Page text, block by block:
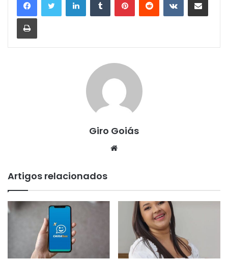
Imprimir
Giro Goiás
Website
Artigos relacionados